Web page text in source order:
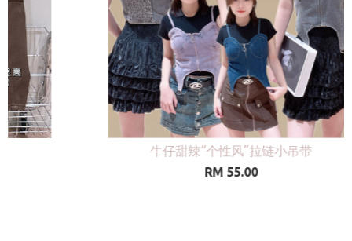
手工DIY独家小娃挂饰
RM 59.00